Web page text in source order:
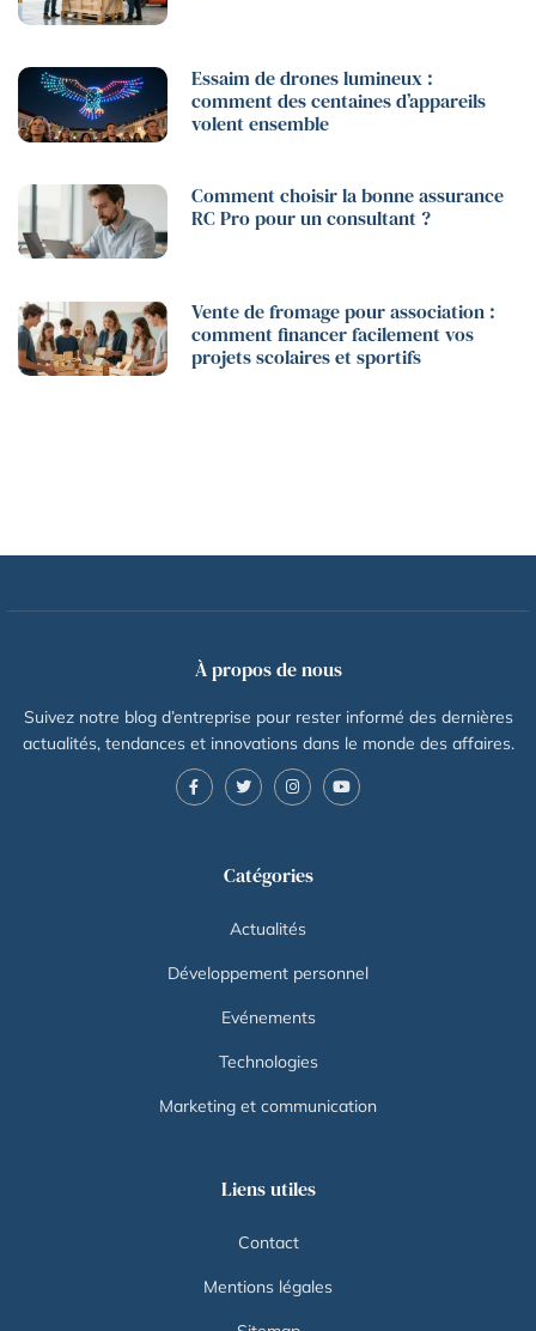
Essaim de drones lumineux :
comment des centaines d’appareils
volent ensemble
Comment choisir la bonne assurance
RC Pro pour un consultant ?
Vente de fromage pour association :
comment financer facilement vos
projets scolaires et sportifs
À propos de nous
Suivez notre blog d’entreprise pour rester informé des dernières
actualités, tendances et innovations dans le monde des affaires.
Catégories
Actualités
Développement personnel
Evénements
Technologies
Marketing et communication
Liens utiles
Contact
Mentions légales